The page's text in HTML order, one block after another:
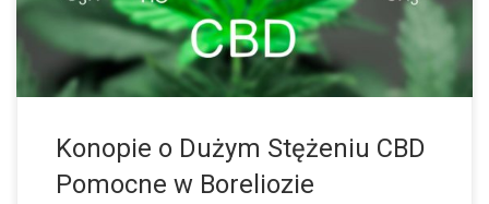
Konopie o Dużym Stężeniu CBD
Pomocne w Boreliozie